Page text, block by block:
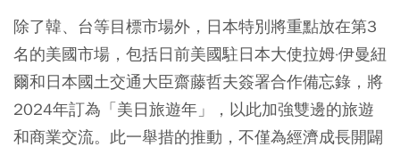
除了韓、台等目標市場外，日本特別將重點放在第3
名的美國市場，包括日前美國駐日本大使拉姆·伊曼紐
爾和日本國土交通大臣齋藤哲夫簽署合作備忘錄，將
2024年訂為「美日旅遊年」，以此加強雙邊的旅遊
和商業交流。此一舉措的推動，不僅為經濟成長開闢